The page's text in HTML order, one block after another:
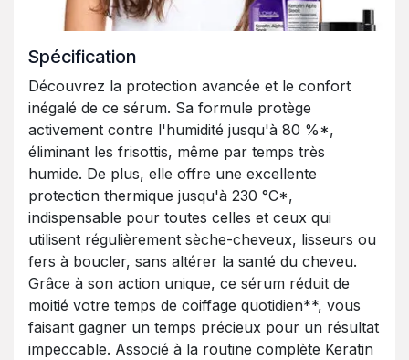
Spécification
Découvrez la protection avancée et le confort
inégalé de ce sérum. Sa formule protège
activement contre l'humidité jusqu'à 80 %*,
éliminant les frisottis, même par temps très
humide. De plus, elle offre une excellente
protection thermique jusqu'à 230 °C*,
indispensable pour toutes celles et ceux qui
utilisent régulièrement sèche-cheveux, lisseurs ou
fers à boucler, sans altérer la santé du cheveu.
Grâce à son action unique, ce sérum réduit de
moitié votre temps de coiffage quotidien**, vous
faisant gagner un temps précieux pour un résultat
impeccable. Associé à la routine complète Keratin